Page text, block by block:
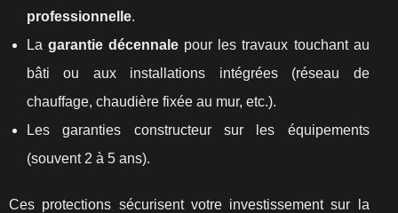
professionnelle.
Lagarantie décennale pour les travaux touchant au
bâti ou aux installations intégrées (réseau de
chauffage, chaudière fixée au mur, etc.).
Les garanties constructeur sur les équipements
(souvent 2 à 5 ans).
Ces protections sécurisent votre investissement sur la